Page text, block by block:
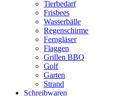
Tierbedarf
Frisbees
Wasserbälle
Regenschirme
Ferngläser
Flaggen
Grillen BBQ
Golf
Garten
Strand
Schreibwaren